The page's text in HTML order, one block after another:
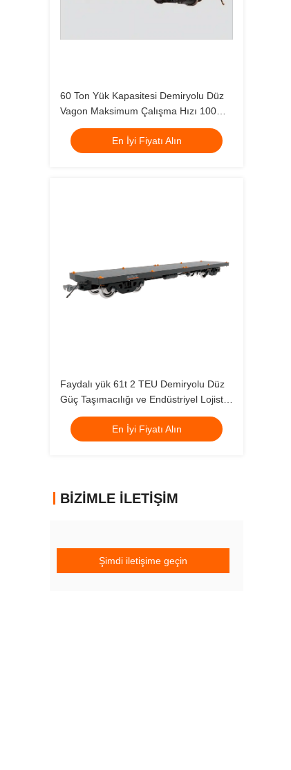
60 Ton Yük Kapasitesi Demiryolu Düz
Vagon Maksimum Çalışma Hızı 100
Km/h Genişlik 3 Metre Dayanıklı
Demiryolu Yük Taşımacılığı Çözümü
En İyi Fiyatı Alın
Faydalı yük 61t 2 TEU Demiryolu Düz
Güç Taşımacılığı ve Endüstriyel Lojistik
Operasyonları için İdeal
En İyi Fiyatı Alın
BIZIMLE İLETIŞIM
Şimdi iletişime geçin